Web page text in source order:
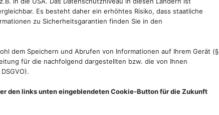
Es besteht daher ein erhöhtes Risiko, dass staatliche
zu Sicherheitsgarantien finden Sie in den
dem Speichern und Abrufen von Informationen auf Ihrem Gerät (§
für die nachfolgend dargestellten bzw. die von Ihnen
den links unten eingeblendeten Cookie-Button für die Zukunft